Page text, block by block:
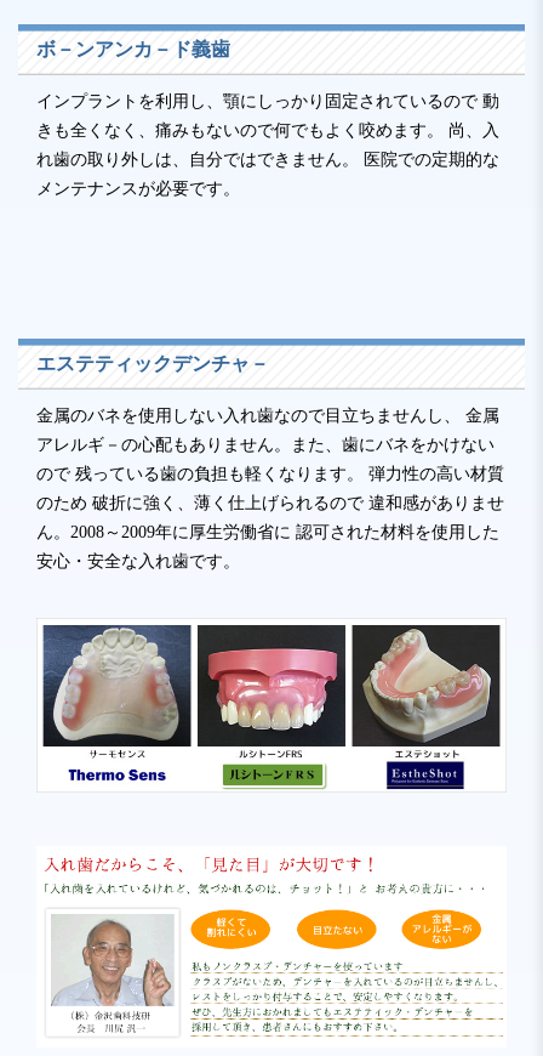
ボ－ンアンカ－ド義歯
インプラントを利用し、顎にしっかり固定されているので 動
きも全くなく、痛みもないので何でもよく咬めます。 尚、入
れ歯の取り外しは、自分ではできません。 医院での定期的な
メンテナンスが必要です。
エステティックデンチャ－
金属のバネを使用しない入れ歯なので目立ちませんし、 金属
アレルギ－の心配もありません。また、歯にバネをかけない
ので 残っている歯の負担も軽くなります。 弾力性の高い材質
のため 破折に強く、薄く仕上げられるので 違和感がありませ
ん。2008～2009年に厚生労働省に 認可された材料を使用した
安心・安全な入れ歯です。